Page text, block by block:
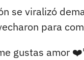
se viralizó
para
gustas amor